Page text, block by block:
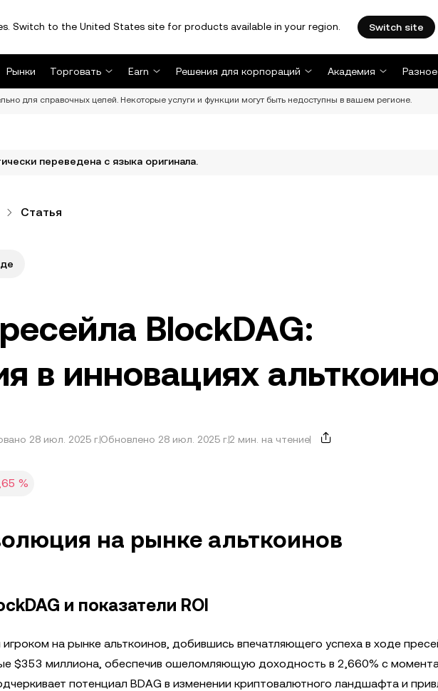
Switch to the United States site for products available in your region. Switch site
Рынки Торговать Earn Решения для корпораций Академия Разное
для справочных целей. Некоторые услуги и функции могут быть недоступны в вашем регионе.
переведена с языка оригинала.
Статья
BlockDAG:
в инновациях
28 июл. 2025 г. Обновлено 28 июл. 2025 г. 2 мин. на чтение
%
на рынке альткоинов
и показатели ROI
игроком на рынке альткоинов, добившись впечатляющего успеха в ходе
$353 миллиона, обеспечив ошеломляющую доходность в 2,660% с
потенциал BDAG в изменении криптовалютного ландшафта и